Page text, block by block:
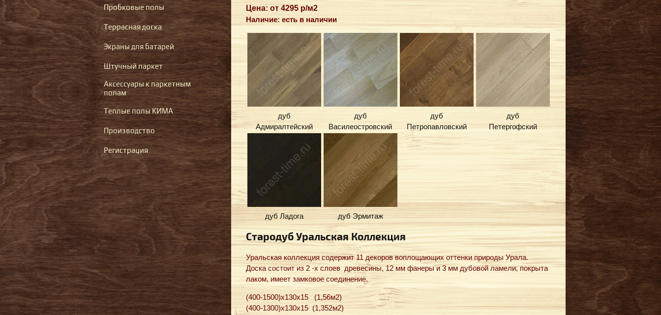
Пробковые полы
Террасная доска
Экраны для батарей
Штучный паркет
Аксессуары к паркетным
полам
Теплые полы КИМА
Производство
Регистрация
Цена: от 4295 р/м2
Наличие: есть в наличии
дуб
Адмиралтейский
дуб
Василеостровский
дуб
Петропавловский
дуб
Петергофский
дуб Ладога дуб Эрмитаж
Стародуб Уральская Коллекция
Уральская коллекция содержит 11 декоров воплощающих оттенки природы Урала.
Доска состоит из 2 -х слоев древесины, 12 мм фанеры и 3 мм дубовой ламели, покрыта
лаком, имеет замковое соединение.
(400-1500)x130x15 (1,56м2)
(400-1300)x130x15 (1,352м2)